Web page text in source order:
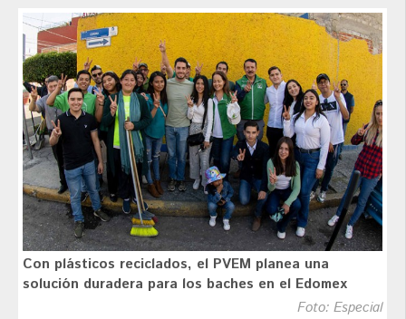
Con plásticos reciclados, el PVEM planea una
solución duradera para los baches en el Edomex
Foto: Especial